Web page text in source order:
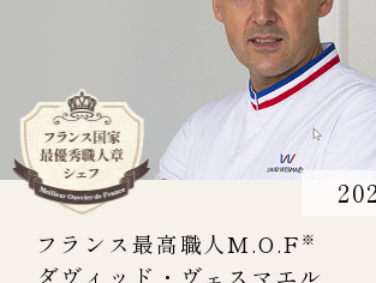
フランス最高職人M.O.F※
ダヴィッド・ヴェスマエル